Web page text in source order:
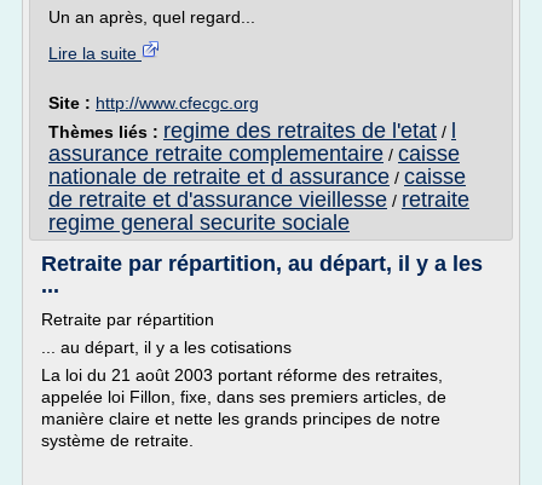
Un an après, quel regard...
Lire la suite
Site : http://www.cfecgc.org
Thèmes liés : regime des retraites de l'etat /
assurance retraite complementaire / caisse
nationale de retraite et d assurance / caisse
de retraite et d'assurance vieillesse / retraite
regime general securite sociale
Retraite par répartition, au départ, il y a les
...
Retraite par répartition
... au départ, il y a les cotisations
La loi du 21 août 2003 portant réforme des retraites,
appelée loi Fillon, fixe, dans ses premiers articles, de
manière claire et nette les grands principes de notre
système de retraite.